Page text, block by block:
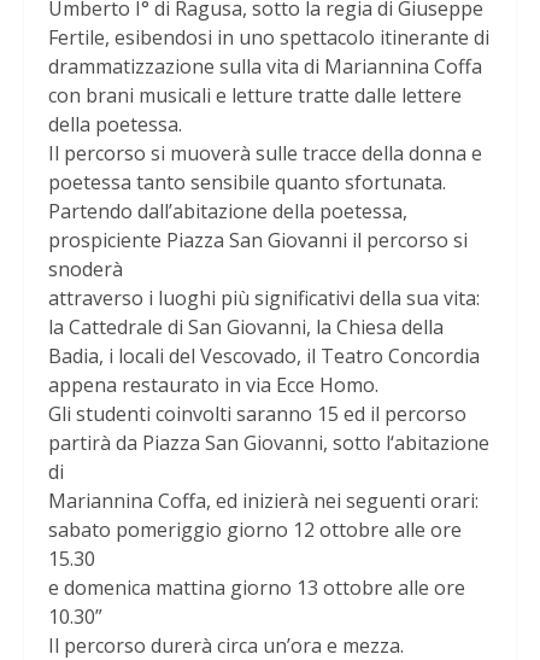
Umberto I° di Ragusa, sotto la regia di Giuseppe
Fertile, esibendosi in uno spettacolo itinerante di
drammatizzazione sulla vita di Mariannina Coffa
con brani musicali e letture tratte dalle lettere
della poetessa.
Il percorso si muoverà sulle tracce della donna e
poetessa tanto sensibile quanto sfortunata.
Partendo dall’abitazione della poetessa,
prospiciente Piazza San Giovanni il percorso si
snoderà
attraverso i luoghi più significativi della sua vita:
la Cattedrale di San Giovanni, la Chiesa della
Badia, i locali del Vescovado, il Teatro Concordia
appena restaurato in via Ecce Homo.
Gli studenti coinvolti saranno 15 ed il percorso
partirà da Piazza San Giovanni, sotto l‘abitazione
di
Mariannina Coffa, ed inizierà nei seguenti orari:
sabato pomeriggio giorno 12 ottobre alle ore
15.30
e domenica mattina giorno 13 ottobre alle ore
10.30”
Il percorso durerà circa un’ora e mezza.